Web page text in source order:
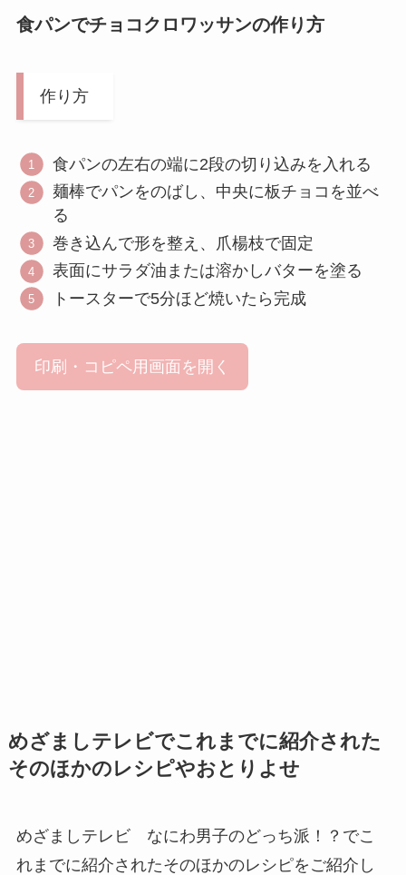
食パンでチョコクロワッサンの作り方
作り方
食パンの左右の端に2段の切り込みを入れる
麺棒でパンをのばし、中央に板チョコを並べ
る
巻き込んで形を整え、爪楊枝で固定
表面にサラダ油または溶かしバターを塗る
トースターで5分ほど焼いたら完成
印刷・コピペ用画面を開く
めざましテレビでこれまでに紹介された
そのほかのレシピやおとりよせ
めざましテレビ なにわ男子のどっち派！？でこ
れまでに紹介されたそのほかのレシピをご紹介し